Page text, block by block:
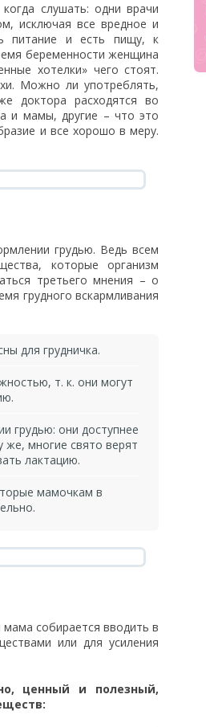
слушать: одни врачи
исключая все вредное и
питание и есть пищу, к
беременности женщина
хотелки» чего стоят.
Можно ли употреблять,
доктора расходятся во
и мамы, другие – что это
и все хорошо в меру.
грудью. Ведь всем
которые организм
третьего мнения – о
грудного вскармливания
для грудничка.
т. к. они могут
грудью: они доступнее
же, многие свято верят
лактацию.
мамочкам в
собирается вводить в
или для усиления
ценный и полезный,